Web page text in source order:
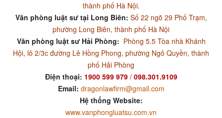
thành phố Hà Nội.
Văn phòng luật sư tại Long Biên: Số 22 ngõ 29 Phố Trạm,
phường Long Biên, thành phố Hà Nội
Văn phòng luật sư Hải Phòng: Phòng 5.5 Tòa nhà Khánh
Hội, lô 2/3c đường Lê Hồng Phong, phường Ngô Quyền, thành
phố Hải Phòng
Điện thoại: 1900 599 979/ 098.301.9109
Email: dragonlawfirm@gmail.com
Hệ thống Website:
www.vanphongluatsu.com.vn